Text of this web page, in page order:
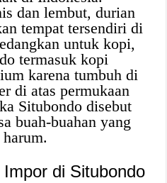
dan lembut, durian
tempat tersendiri di
untuk kopi,
termasuk kopi
karena tumbuh di
di atas permukaan
Situbondo disebut
buah-buahan yang
di Situbondo